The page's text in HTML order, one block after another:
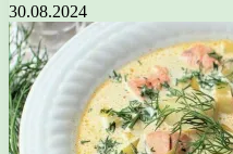
30.08.2024